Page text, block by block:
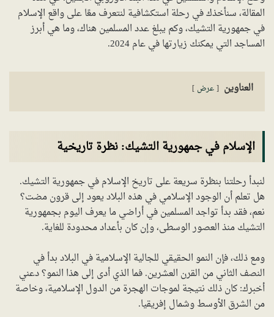
المقالة، سنأخذك في رحلة استكشافية لنتعرف معًا على واقع الإسلام
في جمهورية التشيك، وكم يبلغ عدد المسلمين هناك، وما هي أبرز
المساجد التي يمكنك زيارتها في عام 2024.
العناوين عرض
الإسلام في جمهورية التشيك: نظرة تاريخية
لنبدأ رحلتنا بنظرة سريعة على تاريخ الإسلام في جمهورية التشيك.
هل تعلم أن الوجود الإسلامي في هذه البلاد يعود إلى قرون مضت؟
نعم، فقد بدأ تواجد المسلمين في أراضي ما يعرف اليوم بجمهورية
التشيك منذ العصور الوسطى، وإن كان بأعداد محدودة للغاية.
ومع ذلك، فإن النمو الحقيقي للجالية الإسلامية في البلاد بدأ في
النصف الثاني من القرن العشرين. فما الذي أدى إلى هذا النمو؟ دعني
أخبرك: كان ذلك نتيجة لموجات الهجرة من الدول الإسلامية، وخاصة
من الشرق الأوسط وشمال إفريقيا.